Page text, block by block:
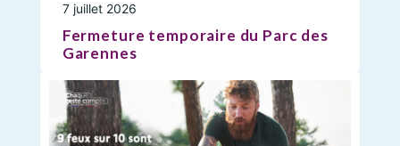
7 juillet 2026
Fermeture temporaire du Parc des
Garennes